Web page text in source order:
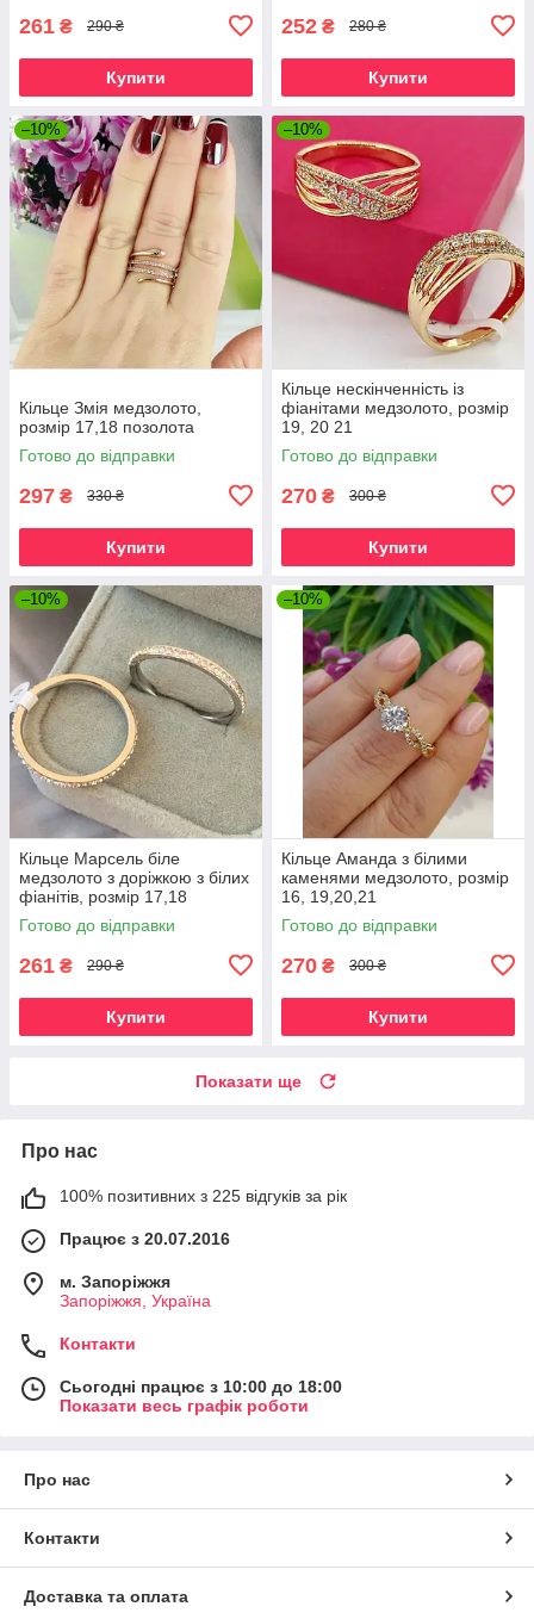
261 ₴ 290 ₴
Купити
252 ₴ 280 ₴
Купити
–10%
Кільце Змія медзолото,
розмір 17,18 позолота
Готово до відправки
297 ₴ 330 ₴
Купити
–10%
Кільце нескінченність із
фіанітами медзолото, розмір
19, 20 21
Готово до відправки
270 ₴ 300 ₴
Купити
–10%
Кільце Марсель біле
медзолото з доріжкою з білих
фіанітів, розмір 17,18
Готово до відправки
261 ₴ 290 ₴
Купити
–10%
Кільце Аманда з білими
каменями медзолото, розмір
16, 19,20,21
Готово до відправки
270 ₴ 300 ₴
Купити
Показати ще
Про нас
100% позитивних з 225 відгуків за рік
Працює з 20.07.2016
м. Запоріжжя
Запоріжжя, Україна
Контакти
Сьогодні працює з 10:00 до 18:00
Показати весь графік роботи
Про нас
Контакти
Доставка та оплата